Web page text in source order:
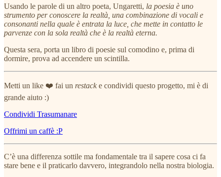
Usando le parole di un altro poeta, Ungaretti, la poesia è uno
strumento per conoscere la realtà, una combinazione di vocali e
consonanti nella quale è entrata la luce, che mette in contatto le
parvenze con la sola realtà che è la realtà eterna.
Questa sera, porta un libro di poesie sul comodino e, prima di
dormire, prova ad accendere un scintilla.
Metti un like ❤️ fai un restack e condividi questo progetto, mi è di
grande aiuto :)
Condividi Trasumanare
Offrimi un caffè :P
C’è una differenza sottile ma fondamentale tra il sapere cosa ci fa
stare bene e il praticarlo davvero, integrandolo nella nostra biologia.